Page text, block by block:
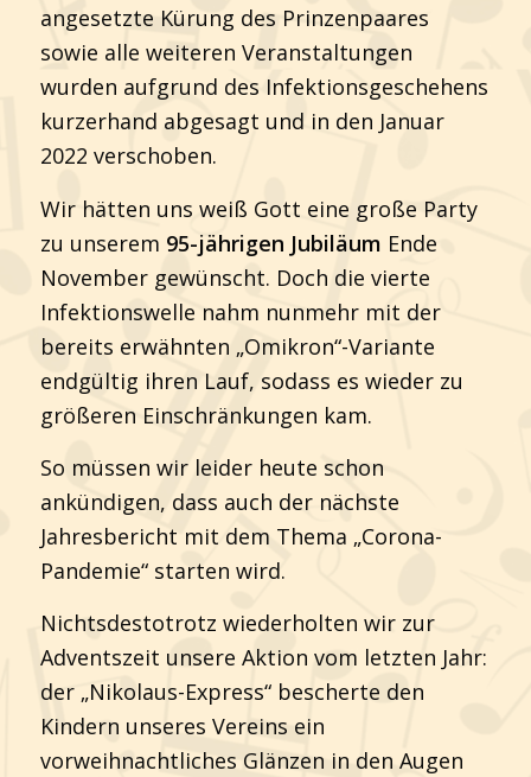
angesetzte Kürung des Prinzenpaares
sowie alle weiteren Veranstaltungen
wurden aufgrund des Infektionsgeschehens
kurzerhand abgesagt und in den Januar
2022 verschoben.
Wir hätten uns weiß Gott eine große Party
zu unserem 95-jährigen Jubiläum Ende
November gewünscht. Doch die vierte
Infektionswelle nahm nunmehr mit der
bereits erwähnten „Omikron“-Variante
endgültig ihren Lauf, sodass es wieder zu
größeren Einschränkungen kam.
So müssen wir leider heute schon
ankündigen, dass auch der nächste
Jahresbericht mit dem Thema „Corona-
Pandemie“ starten wird.
Nichtsdestotrotz wiederholten wir zur
Adventszeit unsere Aktion vom letzten Jahr:
der „Nikolaus-Express“ bescherte den
Kindern unseres Vereins ein
vorweihnachtliches Glänzen in den Augen